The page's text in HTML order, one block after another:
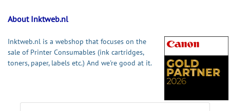
About Inktweb.nl
Inktweb.nl is a webshop that focuses on the
sale of Printer Consumables (ink cartridges,
toners, paper, labels etc.) And we're good at it.